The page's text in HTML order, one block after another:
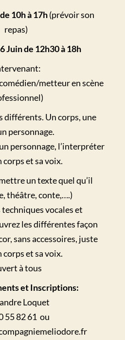
de 10h à 17h(prévoir son
repas)
Juin de 12h30 à 18h
metteur en scène
différents. Un corps, une
personnage.
personnage, l’interpréter
corps et sa voix.
un texte quel qu’il
théâtre, conte,….)
vocales et
les différentes façon
sans accessoires, juste
corps et sa voix.
à tous
et Inscriptions:
Loquet
55 82 61 ou